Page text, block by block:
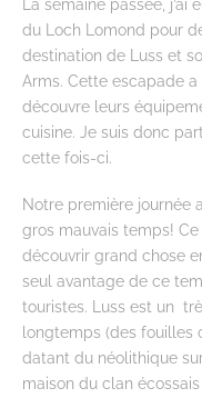
du Loch Lomond pour
destination de Luss et
Arms. Cette escapade
découvre leurs
cuisine. Je suis donc
cette fois-ci.
Notre première journée
gros mauvais temps!
découvrir grand chose
seul avantage de ce
touristes. Luss est un
longtemps (des fouilles
datant du néolithique
maison du clan